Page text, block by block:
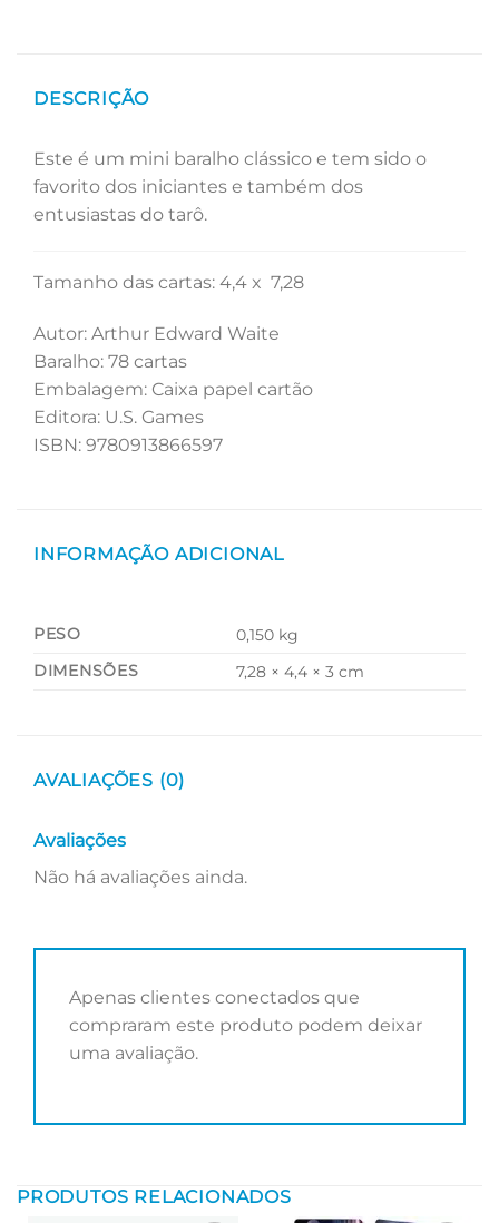
DESCRIÇÃO
Este é um mini baralho clássico e tem sido o
favorito dos iniciantes e também dos
entusiastas do tarô.
Tamanho das cartas: 4,4 x 7,28
Autor: Arthur Edward Waite
Baralho: 78 cartas
Embalagem: Caixa papel cartão
Editora: U.S. Games
ISBN: 9780913866597
INFORMAÇÃO ADICIONAL
PESO
0,150 kg
DIMENSÕES
7,28 × 4,4 × 3 cm
AVALIAÇÕES (0)
Avaliações
Não há avaliações ainda.
Apenas clientes conectados que
compraram este produto podem deixar
uma avaliação.
PRODUTOS RELACIONADOS